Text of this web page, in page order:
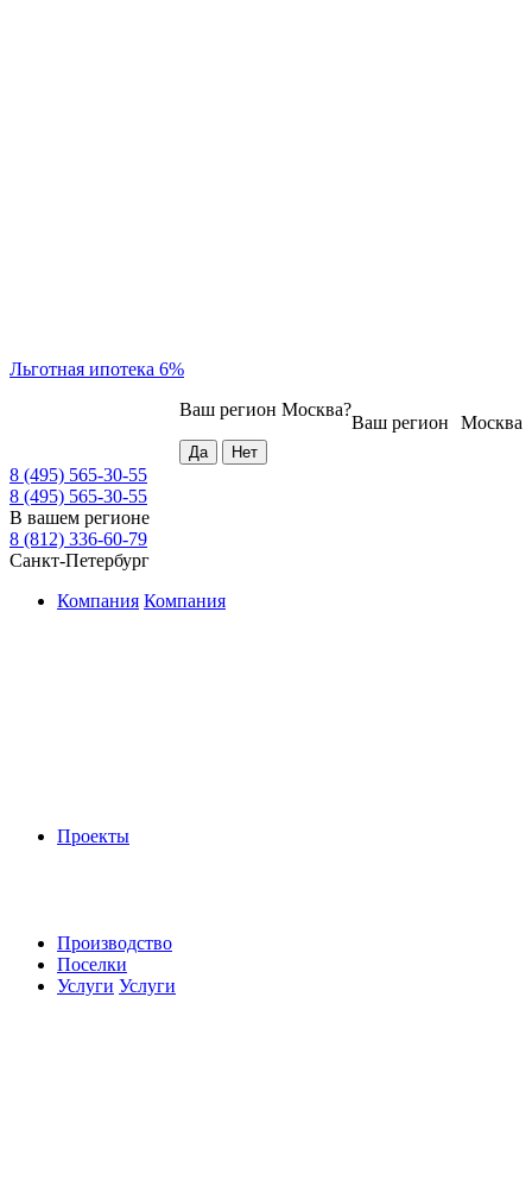
Льготная ипотека 6%
Москва
Ваш регион
Ваш регион Москва?
8 (495) 565-30-55
8 (495) 565-30-55
В вашем регионе
8 (812) 336-60-79
Санкт-Петербург
Компания Компания
Проекты
Производство
Поселки
Услуги Услуги